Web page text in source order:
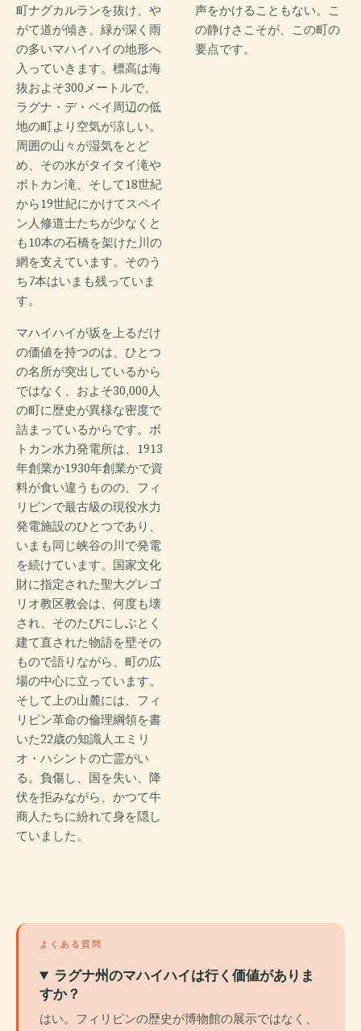
町ナグカルランを抜け、や
がて道が傾き、緑が深く雨
の多いマハイハイの地形へ
入っていきます。標高は海
抜およそ300メートルで、
ラグナ・デ・ベイ周辺の低
地の町より空気が涼しい。
周囲の山々が湿気をとど
め、その水がタイタイ滝や
ボトカン滝、そして18世紀
から19世紀にかけてスペイ
ン人修道士たちが少なくと
も10本の石橋を架けた川の
網を支えています。そのう
ち7本はいまも残っていま
す。
マハイハイが坂を上るだけ
の価値を持つのは、ひとつ
の名所が突出しているから
ではなく、およそ30,000人
の町に歴史が異様な密度で
詰まっているからです。ボ
トカン水力発電所は、1913
年創業か1930年創業かで資
料が食い違うものの、フィ
リピンで最古級の現役水力
発電施設のひとつであり、
いまも同じ峡谷の川で発電
を続けています。国家文化
財に指定された聖大グレゴ
リオ教区教会は、何度も壊
され、そのたびにしぶとく
建て直された物語を壁その
もので語りながら、町の広
場の中心に立っています。
そして上の山麓には、フィ
リピン革命の倫理綱領を書
いた22歳の知識人エミリ
オ・ハシントの亡霊がい
る。負傷し、国を失い、降
伏を拒みながら、かつて牛
商人たちに紛れて身を隠し
ていました。
声をかけることもない。こ
の静けさこそが、この町の
要点です。
よくある質問
ラグナ州のマハイハイは行く価値がありま
すか？
はい。フィリピンの歴史が博物館の展示ではなく、